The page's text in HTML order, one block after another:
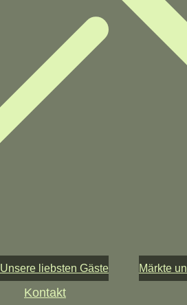
Unsere liebsten Gäste Märkte
Kontakt